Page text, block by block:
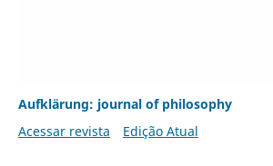
Aufklärung: journal of philosophy
Acessar revista
Edição Atual